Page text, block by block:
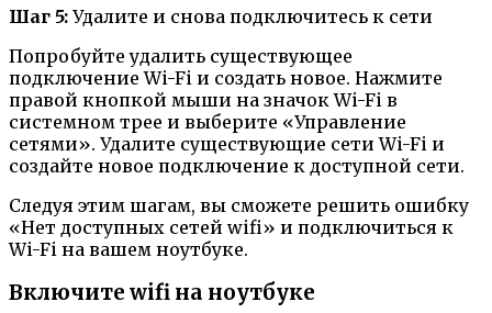
Шаг 5: Удалите и снова подключитесь к сети
Попробуйте удалить существующее
подключение Wi-Fi и создать новое. Нажмите
правой кнопкой мыши на значок Wi-Fi в
системном трее и выберите «Управление
сетями». Удалите существующие сети Wi-Fi и
создайте новое подключение к доступной сети.
Следуя этим шагам, вы сможете решить ошибку
«Нет доступных сетей wifi» и подключиться к
Wi-Fi на вашем ноутбуке.
Включите wifi на ноутбуке